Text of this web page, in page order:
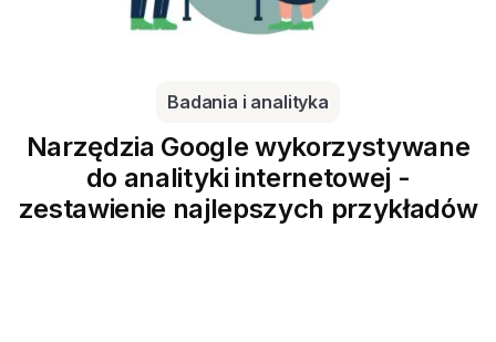
Badania i analityka
Narzędzia Google wykorzystywane
do analityki internetowej -
zestawienie najlepszych przykładów